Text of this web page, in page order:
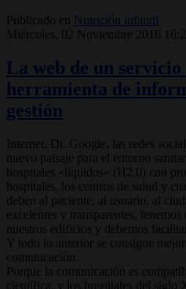
Publicado en
Nutrición infantil
Miércoles, 02 Noviembre 2016
La web de un servicio
herramienta de
gestión
Internet, Dr. Google, las redes
nuevo paisaje para el entorno
hospitales «líquidos» (H2.0) con
hospitales, los centros de salud y
deben al paciente, al usuario, al
excelentes y transparentes,
nuestros edificios y debemos
Y todo lo anterior se consigue
comunicación.
Porque la comunicación es
científica, y los hospitales del siglo